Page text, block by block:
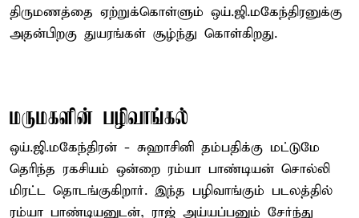
திருமணத்தை ஏற்றுக்கொள்ளும் ஒய்.ஜி.மகேந்திரனுக்கு
அதன்பிறகு துயரங்கள் சூழ்ந்து கொள்கிறது.
மருமகளின் பழிவாங்கல்
ஒய்.ஜி.மகேந்திரன் - சுஹாசினி தம்பதிக்கு மட்டுமே
தெரிந்த ரகசியம் ஒன்றை ரம்யா பாண்டியன் சொல்லி
மிரட்ட தொடங்குகிறார். இந்த பழிவாங்கும் படலத்தில்
ரம்யா பாண்டியனுடன், ராஜ் அய்யப்பனும் சேர்ந்து